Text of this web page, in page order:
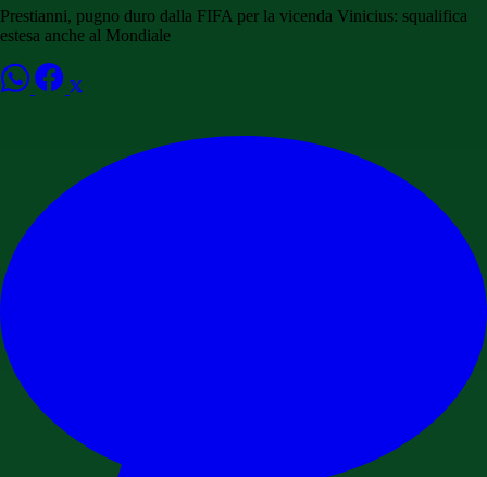
Prestianni, pugno duro dalla FIFA per la vicenda Vinicius: squalifica
estesa anche al Mondiale